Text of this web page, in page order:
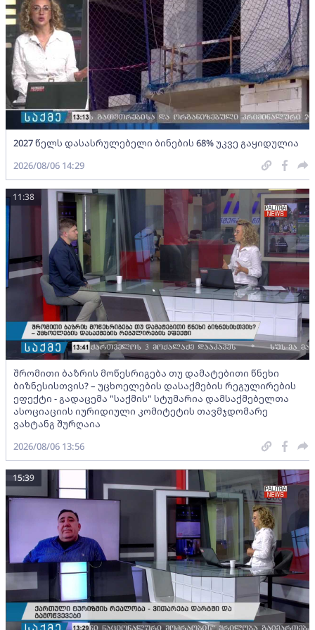
2027 წელს დასასრულებელი ბინების 68% უკვე გაყიდულია
2026/08/06 14:29
შრომითი ბაზრის მოწესრიგება თუ დამატებითი წნეხი
ბიზნესისთვის? – უცხოელების დასაქმების რეგულირების
ეფექტი - გადაცემა "საქმის" სტუმარია დამსაქმებელთა
ასოციაციის იურიდიული კომიტეტის თავმჯდომარე
ვახტანგ შურღაია
11:38
2026/08/06 13:56
15:39